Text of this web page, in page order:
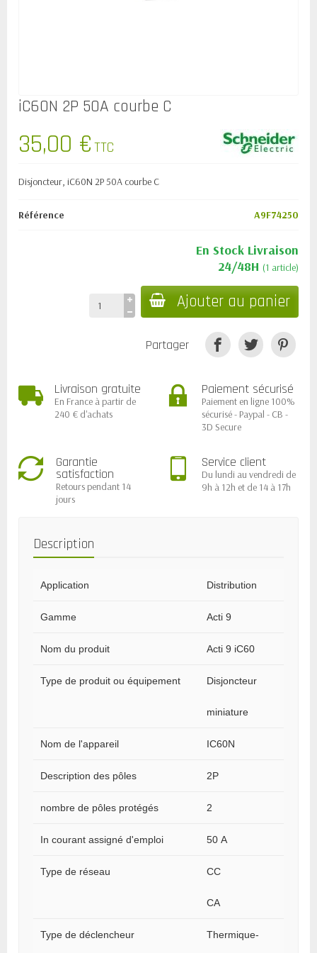
iC60N 2P 50A courbe C
35,00 €TTC
Disjoncteur, iC60N 2P 50A courbe C
Référence A9F74250
En Stock Livraison
24/48H (1 article)
Ajouter au panier
Partager
Livraison gratuite
En France à partir de
240 € d'achats
Paiement sécurisé
Paiement en ligne 100%
sécurisé - Paypal - CB -
3D Secure
Garantie
satisfaction
Retours pendant 14
jours
Service client
Du lundi au vendredi de
9h à 12h et de 14 à 17h
Description
Application Distribution
Gamme Acti 9
Nom du produit Acti 9 iC60
Type de produit ou équipement Disjoncteur
miniature
Nom de l'appareil IC60N
Description des pôles 2P
nombre de pôles protégés 2
In courant assigné d'emploi 50 A
Type de réseau CC
CA
Type de déclencheur Thermique-